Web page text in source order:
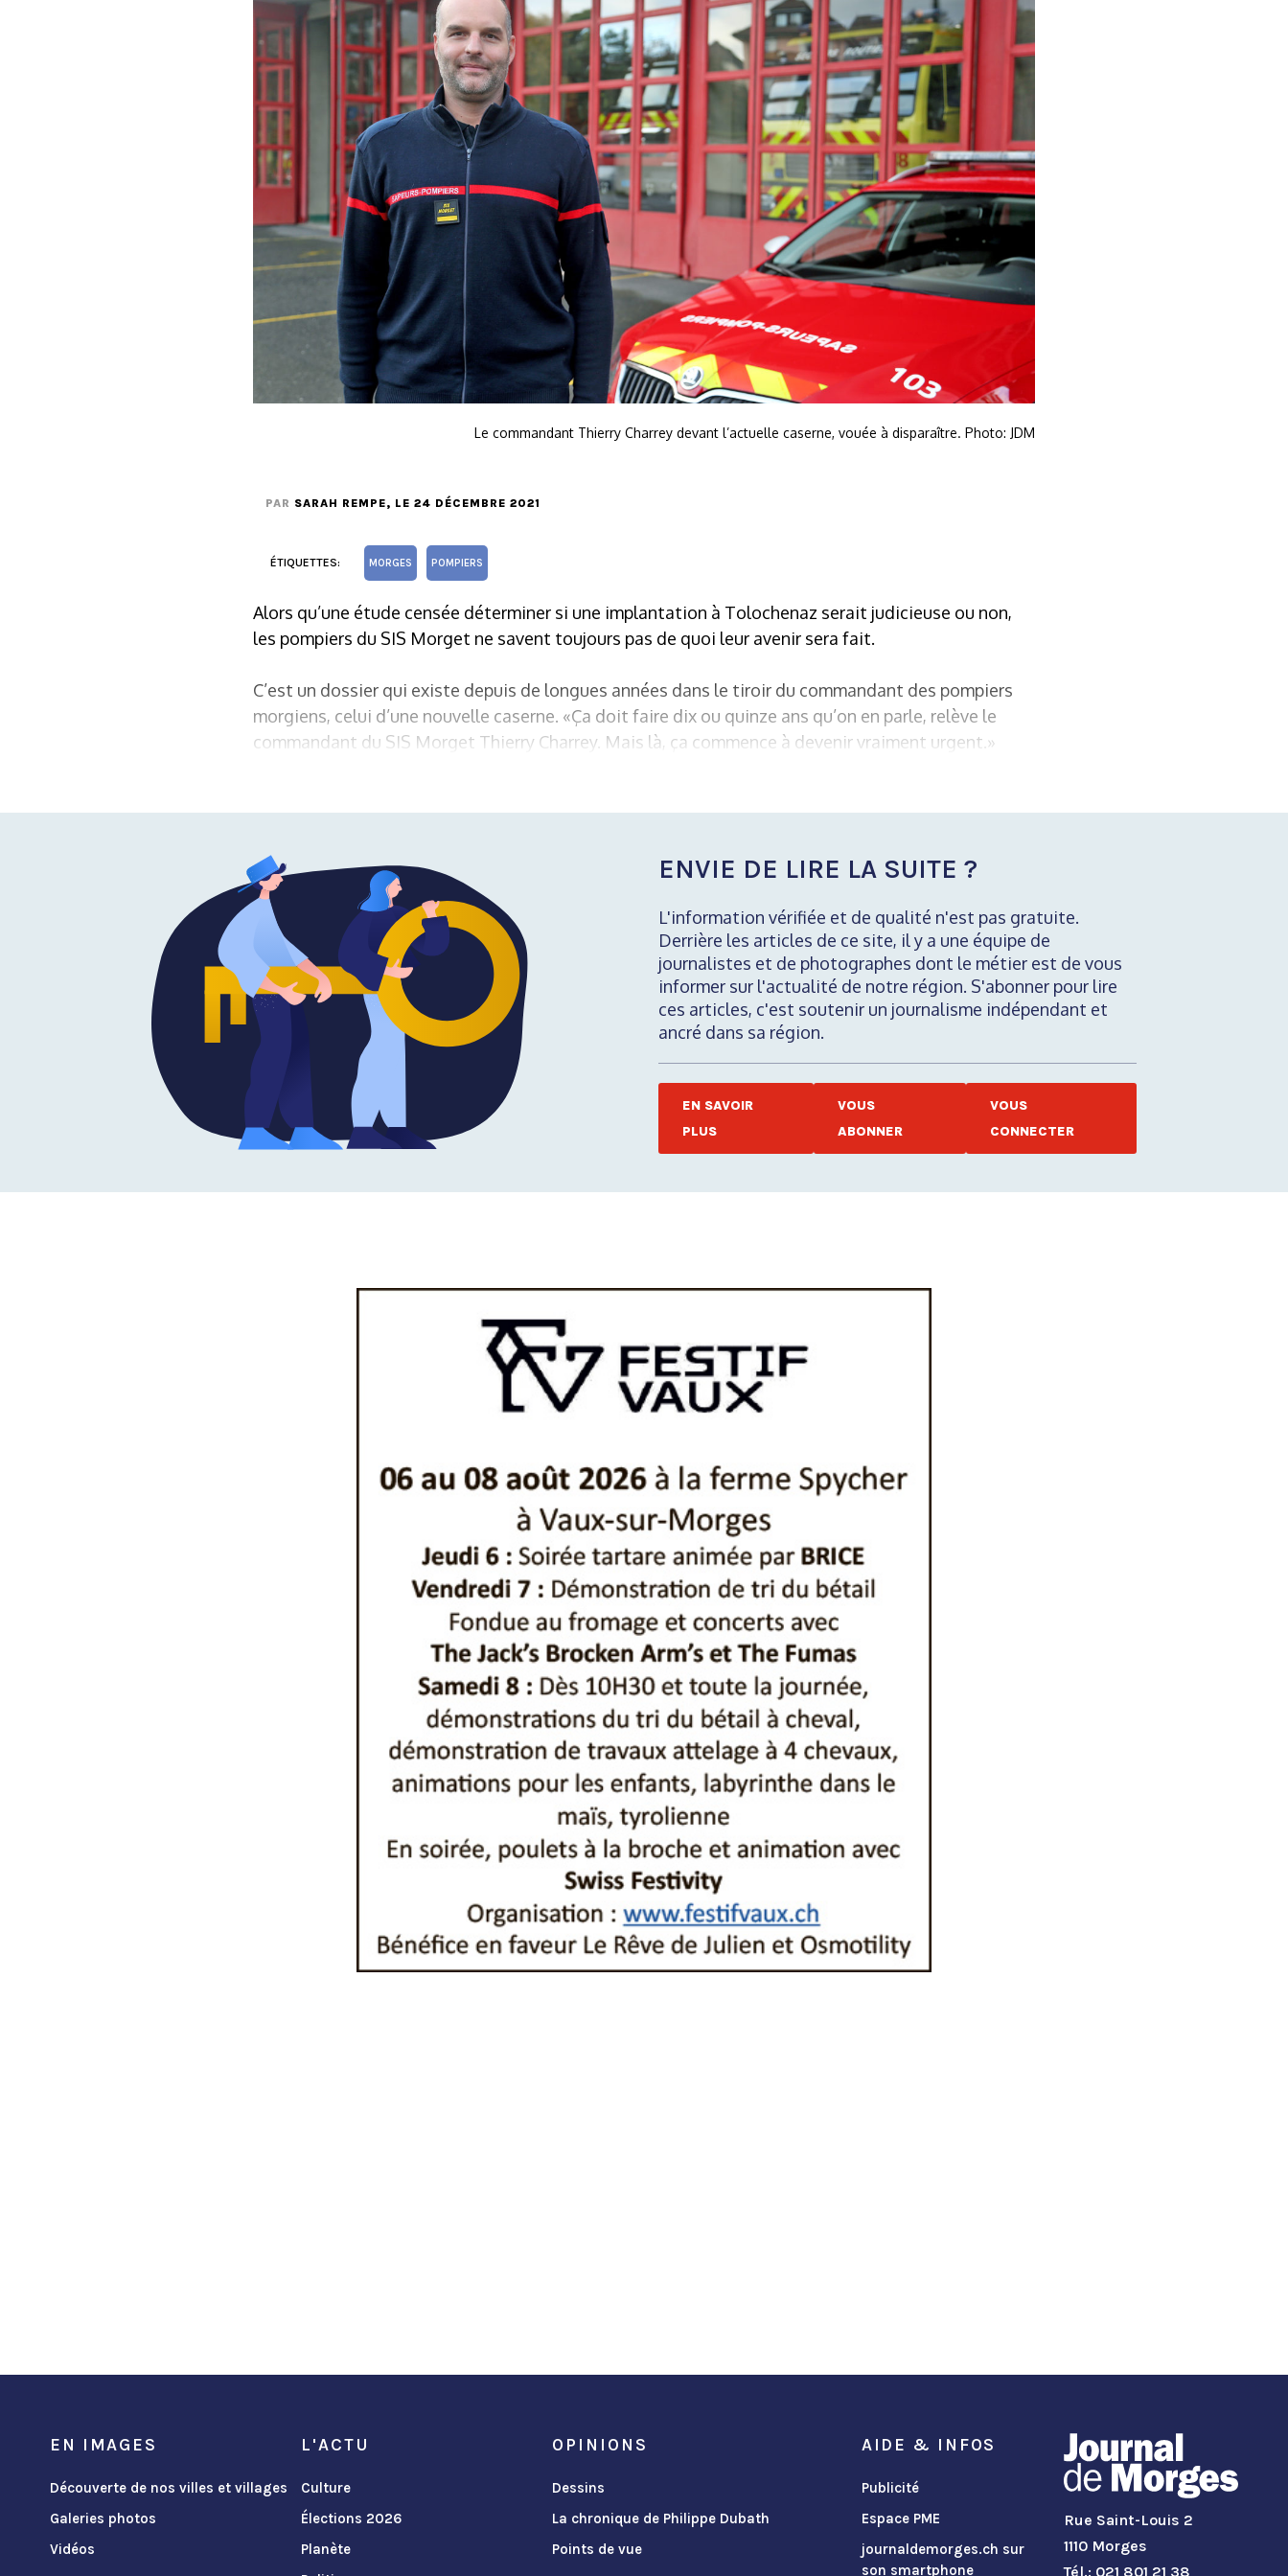
Le commandant Thierry Charrey devant l’actuelle caserne, vouée à disparaître. Photo: JDM
PAR SARAH REMPE, LE 24 DÉCEMBRE 2021
ÉTIQUETTES: MORGES POMPIERS
Alors qu’une étude censée déterminer si une implantation à Tolochenaz serait judicieuse ou non,
les pompiers du SIS Morget ne savent toujours pas de quoi leur avenir sera fait.
C’est un dossier qui existe depuis de longues années dans le tiroir du commandant des pompiers
morgiens, celui d’une nouvelle caserne. «Ça doit faire dix ou quinze ans qu’on en parle, relève le
commandant du SIS Morget Thierry Charrey. Mais là, ça commence à devenir vraiment urgent.»
ENVIE DE LIRE LA SUITE ?
L'information vérifiée et de qualité n'est pas gratuite.
Derrière les articles de ce site, il y a une équipe de
journalistes et de photographes dont le métier est de vous
informer sur l'actualité de notre région. S'abonner pour lire
ces articles, c'est soutenir un journalisme indépendant et
ancré dans sa région.
EN SAVOIR
PLUS
VOUS
ABONNER
VOUS
CONNECTER
EN IMAGES
Découverte de nos villes et villages
Galeries photos
Vidéos
L'ACTU
Culture
Élections 2026
Planète
OPINIONS
Dessins
La chronique de Philippe Dubath
Points de vue
AIDE & INFOS
Publicité
Espace PME
journaldemorges.ch sur
son smartphone
Rue Saint-Louis 2
1110 Morges
Tél.: 021 801 21 38